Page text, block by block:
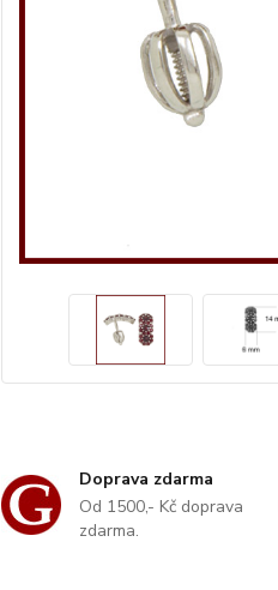
Doprava zdarma
Od 1500,- Kč doprava
zdarma.